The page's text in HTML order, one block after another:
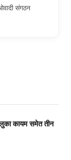
संगठन
कायम समेत तीन